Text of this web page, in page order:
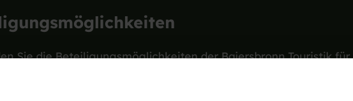
Sie die Beteiligungsmöglichkeiten der Baiersbronn Touristik
zusammengefasst.